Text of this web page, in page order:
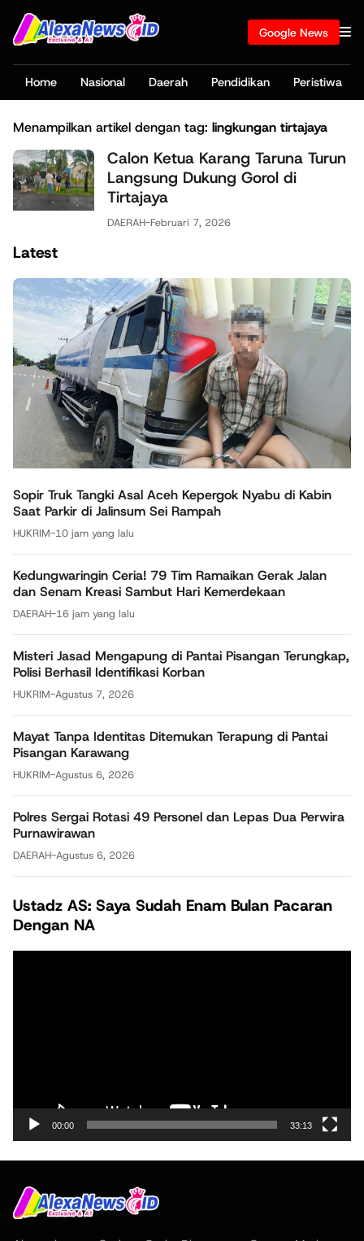
Google News
Home Nasional Daerah Pendidikan Peristiwa
Menampilkan artikel dengan tag: lingkungan tirtajaya
Calon Ketua Karang Taruna Turun
Langsung Dukung Gorol di
Tirtajaya
DAERAH-Februari 7, 2026
Latest
Sopir Truk Tangki Asal Aceh Kepergok Nyabu di Kabin
Saat Parkir di Jalinsum Sei Rampah
HUKRIM-10 jam yang lalu
Kedungwaringin Ceria! 79 Tim Ramaikan Gerak Jalan
dan Senam Kreasi Sambut Hari Kemerdekaan
DAERAH-16 jam yang lalu
Misteri Jasad Mengapung di Pantai Pisangan Terungkap,
Polisi Berhasil Identifikasi Korban
HUKRIM-Agustus 7, 2026
Mayat Tanpa Identitas Ditemukan Terapung di Pantai
Pisangan Karawang
HUKRIM-Agustus 6, 2026
Polres Sergai Rotasi 49 Personel dan Lepas Dua Perwira
Purnawirawan
DAERAH-Agustus 6, 2026
Ustadz AS: Saya Sudah Enam Bulan Pacaran
Dengan NA
00:00 33:13